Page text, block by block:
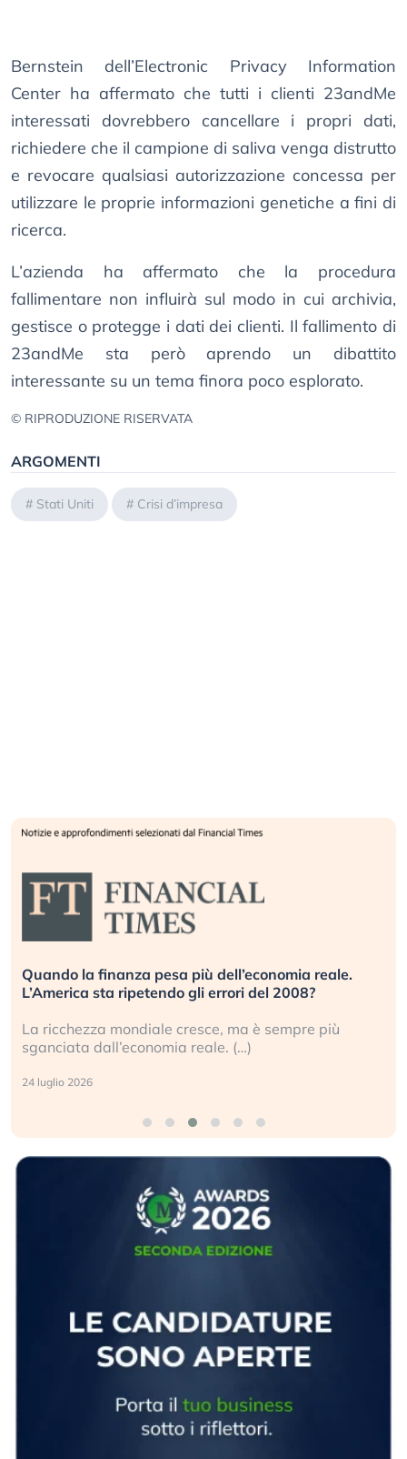
Bernstein dell’Electronic Privacy Information
Center ha affermato che tutti i clienti 23andMe
interessati dovrebbero cancellare i propri dati,
richiedere che il campione di saliva venga distrutto
e revocare qualsiasi autorizzazione concessa per
utilizzare le proprie informazioni genetiche a fini di
ricerca.
L’azienda ha affermato che la procedura
fallimentare non influirà sul modo in cui archivia,
gestisce o protegge i dati dei clienti. Il fallimento di
23andMe sta però aprendo un dibattito
interessante su un tema finora poco esplorato.
© RIPRODUZIONE RISERVATA
ARGOMENTI
# Stati Uniti # Crisi d’impresa
Quando la finanza pesa più dell’economia reale.
L’America sta ripetendo gli errori del 2008?
La ricchezza mondiale cresce, ma è sempre più
sganciata dall’economia reale. (…)
24 luglio 2026